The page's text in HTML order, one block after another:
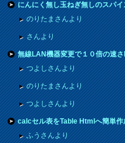
にんにく無し玉ねぎ無しのスパ
のりたまさんより
さんより
無線LAN機器変更で１０倍の速
つよしさんより
のりたまさんより
つよしさんより
calcセル表をTable Htmlへ簡単
ふうさんより